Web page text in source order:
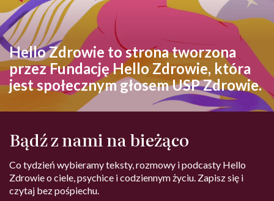
Hello Zdrowie to strona tworzona
przez Fundację Hello Zdrowie, która
jest społecznym głosem USP Zdrowie.
Bądź z nami na bieżąco
Co tydzień wybieramy teksty, rozmowy i podcasty Hello
Zdrowie o ciele, psychice i codziennym życiu. Zapisz się i
czytaj bez pośpiechu.